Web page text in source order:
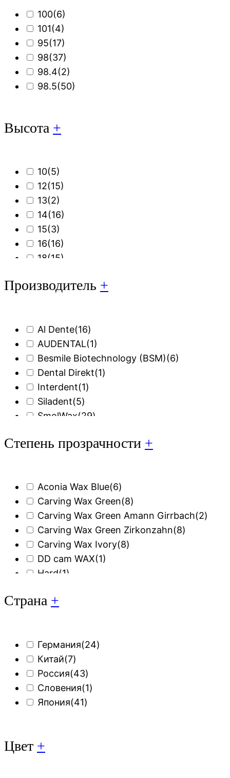
100(6)
101(4)
95(17)
98(37)
98.4(2)
98.5(50)
Высота +
10(5)
12(15)
13(2)
14(16)
15(3)
16(16)
18(15)
22(11)
Производитель +
Al Dente(16)
AUDENTAL(1)
Besmile Biotechnology (BSM)(6)
Dental Direkt(1)
Interdent(1)
Siladent(5)
SmolWax(29)
Yamahachi(41)
Степень прозрачности +
Aconia Wax Blue(6)
Carving Wax Green(8)
Carving Wax Green Amann Girrbach(2)
Carving Wax Green Zirkonzahn(8)
Carving Wax Ivory(8)
DD cam WAX(1)
Hard(1)
VITA VIONIC WAX
Wax Disk Alpha Amann Girrbach
Wax Disk Alpha Zirkonzahn
Беловакс(14)
Страна +
Германия(24)
Китай(7)
Россия(43)
Словения(1)
Япония(41)
Цвет +